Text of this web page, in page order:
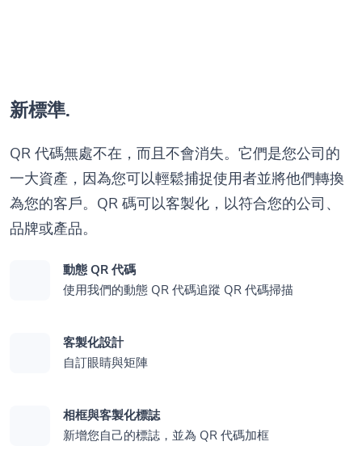
新標準.
QR 代碼無處不在，而且不會消失。它們是您公司的
一大資產，因為您可以輕鬆捕捉使用者並將他們轉換
為您的客戶。QR 碼可以客製化，以符合您的公司、
品牌或產品。
動態 QR 代碼
使用我們的動態 QR 代碼追蹤 QR 代碼掃描
客製化設計
自訂眼睛與矩陣
相框與客製化標誌
新增您自己的標誌，並為 QR 代碼加框